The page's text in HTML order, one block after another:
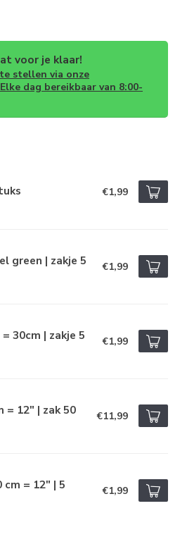
voor je klaar!
stellen via onze
dag bereikbaar van 8:00-
€1,99
green | zakje 5 €1,99
30cm | zakje 5 €1,99
= 12" | zak 50 €11,99
= 12" | 5 €1,99